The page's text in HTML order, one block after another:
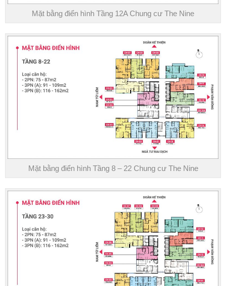
Mặt bằng điển hình Tầng 12A Chung cư The Nine
Mặt bằng điển hình Tầng 8 – 22 Chung cư The Nine